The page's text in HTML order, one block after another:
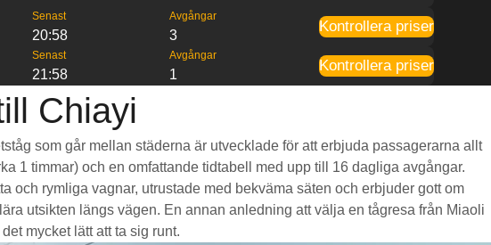
Senast
20:58
Avgångar
3
Kontrollera priser
Senast
21:58
Avgångar
1
Kontrollera priser
Chiayi
som går mellan städerna är utvecklade för att erbjuda passagerarna allt
1 timmar) och en omfattande tidtabell med upp till 16 dagliga avgångar.
och rymliga vagnar, utrustade med bekväma säten och erbjuder gott om
utsikten längs vägen. En annan anledning att välja en tågresa från Miaoli
mycket lätt att ta sig runt.